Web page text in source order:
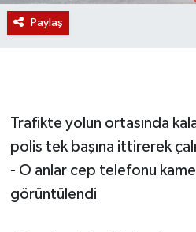
Paylaş
Trafikte yolun ortasında
polis tek başına ittirerek
- O anlar cep telefonu
görüntülendi